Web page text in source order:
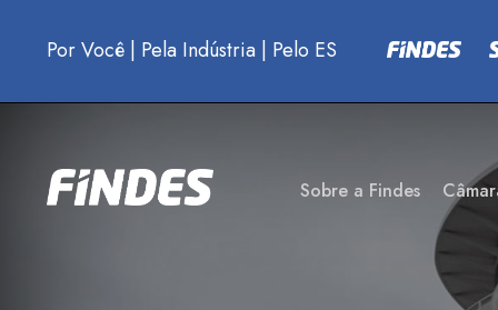
Por Você | Pela Indústria | Pelo ES
Sobre a Findes